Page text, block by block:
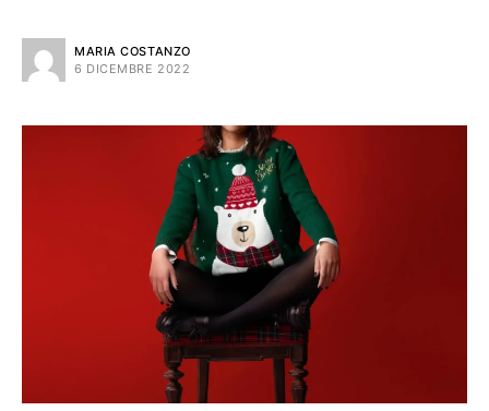
MARIA COSTANZO
6 DICEMBRE 2022